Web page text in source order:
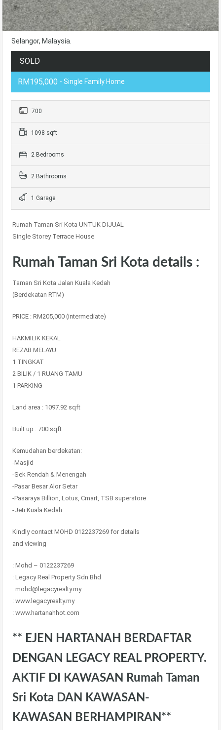
Selangor, Malaysia.
SOLD
RM195,000 - Single Family Home
700
1098 sqft
2 Bedrooms
2 Bathrooms
1 Garage
Rumah Taman Sri Kota UNTUK DIJUAL
Single Storey Terrace House
Rumah Taman Sri Kota details :
Taman Sri Kota Jalan Kuala Kedah
(Berdekatan RTM)
PRICE : RM205,000 (intermediate)
HAKMILIK KEKAL
REZAB MELAYU
1 TINGKAT
2 BILIK / 1 RUANG TAMU
1 PARKING
Land area : 1097.92 sqft
Built up : 700 sqft
Kemudahan berdekatan:
-Masjid
-Sek Rendah & Menengah
-Pasar Besar Alor Setar
-Pasaraya Billion, Lotus, Cmart, TSB superstore
-Jeti Kuala Kedah
Kindly contact MOHD 0122237269 for details
and viewing
: Mohd – 0122237269
: Legacy Real Property Sdn Bhd
: mohd@legacyrealty.my
: www.legacyrealty.my
: www.hartanahhot.com
** EJEN HARTANAH BERDAFTAR
DENGAN LEGACY REAL PROPERTY.
AKTIF DI KAWASAN Rumah Taman
Sri Kota DAN KAWASAN-
KAWASAN BERHAMPIRAN**